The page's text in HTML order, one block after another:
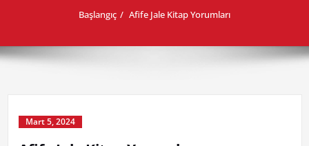
Başlangıç Afife Jale Kitap Yorumları
Mart 5, 2024